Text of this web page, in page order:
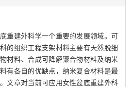
重建外科学一个重要的发展领域。可
的组织工程支架材料主要有天然脱细
材料、合成可降解聚合物材料及纳米
有各自的优缺点，纳米复合材料是最
文章对当前可应用女性盆底重建外科